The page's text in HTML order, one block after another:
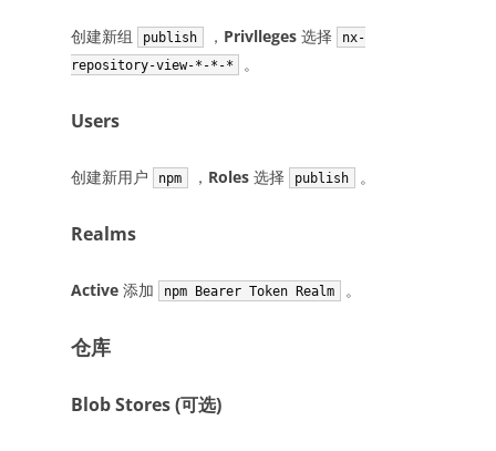
创建新组 publish ， Privlleges选择
nx-
repository-view-*-*-*
。
Users
创建新用户 npm ， Roles选择 publish 。
Realms
Active 添加 npm Bearer Token Realm 。
仓库
Blob Stores (可选)